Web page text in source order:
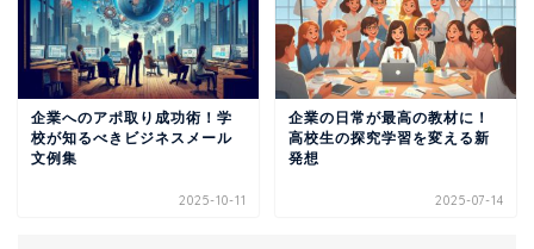
企業へのアポ取り成功術！学
校が知るべきビジネスメール
文例集
2025-10-11
企業の日常が最高の教材に！
高校生の探究学習を変える新
発想
2025-07-14